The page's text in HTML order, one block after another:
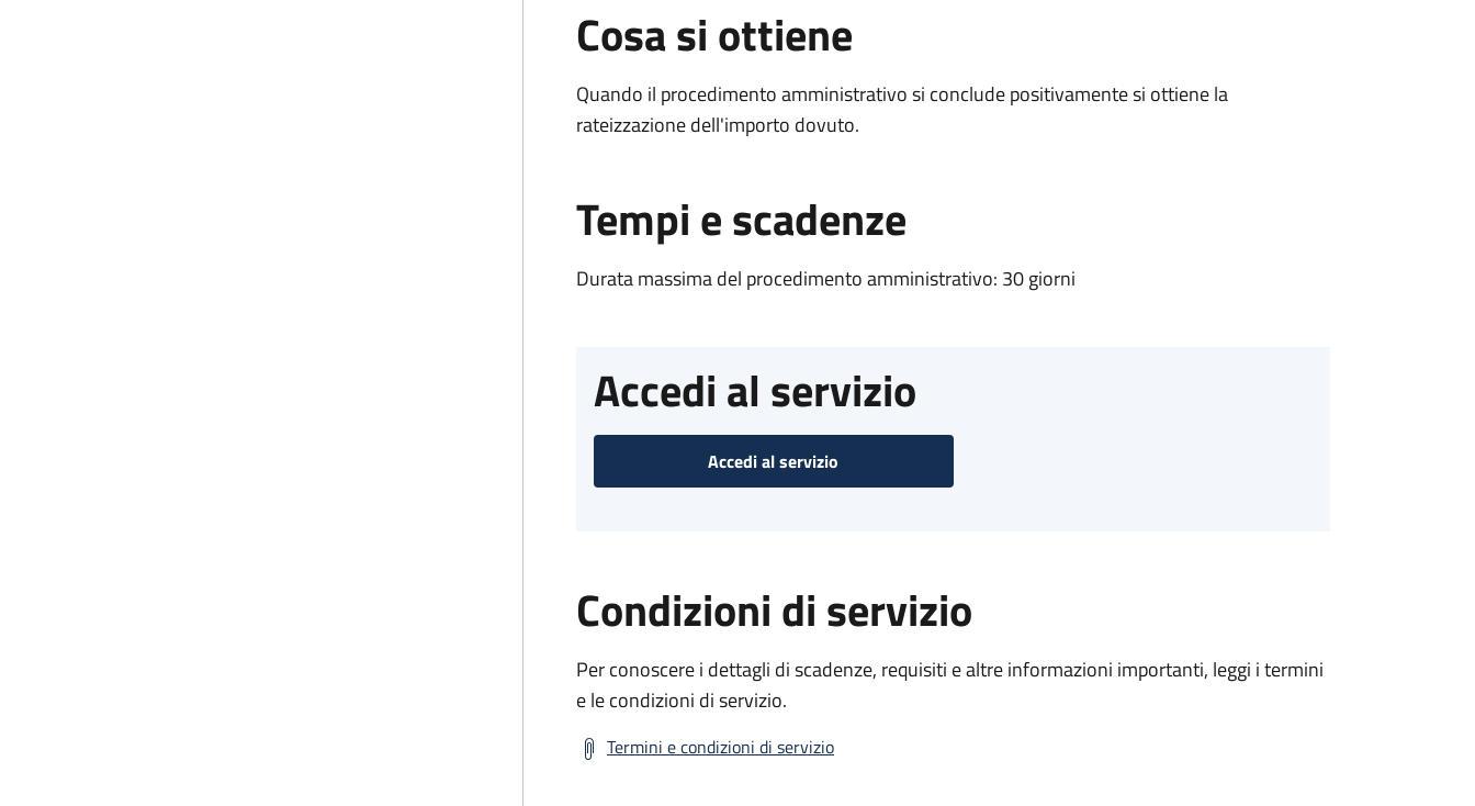
Cosa si ottiene
Quando il procedimento amministrativo si conclude positivamente si ottiene la
rateizzazione dell'importo dovuto.
Tempi e scadenze
Durata massima del procedimento amministrativo: 30 giorni
Accedi al servizio
Accedi al servizio
Condizioni di servizio
Per conoscere i dettagli di scadenze, requisiti e altre informazioni importanti, leggi i termini
e le condizioni di servizio.
Termini e condizioni di servizio